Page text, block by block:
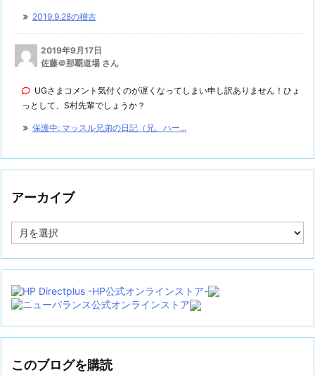
2019.9.28の稽古
2019年9月17日
佐藤＠那覇道場 さん
UGさまコメント気付くのが遅くなってしまい申し訳ありません！ひょ
っとして、S村先輩でしょうか？
保護中: マッスル兄弟の日記（兄、ハー...
アーカイブ
ー
イ
このブログを購読